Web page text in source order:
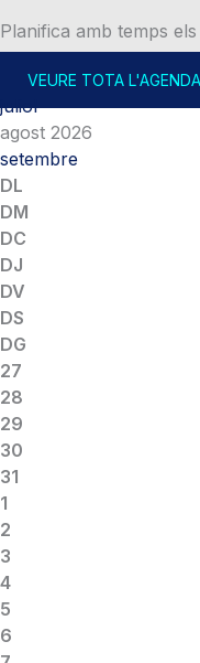
Planifica amb temps
VEURE TOTA L'AGENDA
juliol
agost 2026
setembre
DL
DM
DC
DJ
DV
DS
DG
27
28
29
30
31
1
2
3
4
5
6